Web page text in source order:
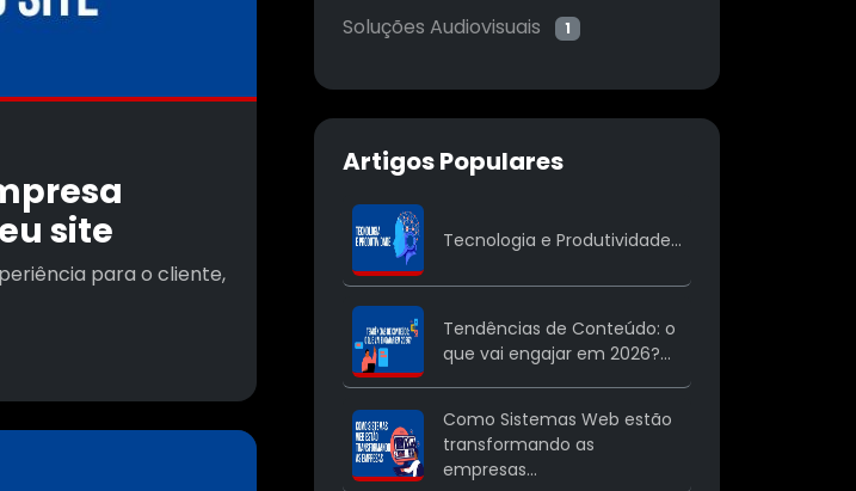
site
para o cliente,
Soluções Audiovisuais 1
Artigos Populares
Tecnologia e Produtividade...
Tendências de Conteúdo: o
que vai engajar em 2026?...
Como Sistemas Web estão
transformando as
empresas...